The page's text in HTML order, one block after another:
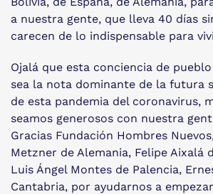
a nuestra gente, que lleva 40 días
carecen de lo indispensable para
Ojalá que esta conciencia de
sea la nota dominante de la futura
de esta pandemia del coronavirus,
seamos generosos con nuestra
Gracias Fundación Hombres
Metzner de Alemania, Felipe Aixalá
Luis Ángel Montes de Palencia,
Cantabria, por ayudarnos a